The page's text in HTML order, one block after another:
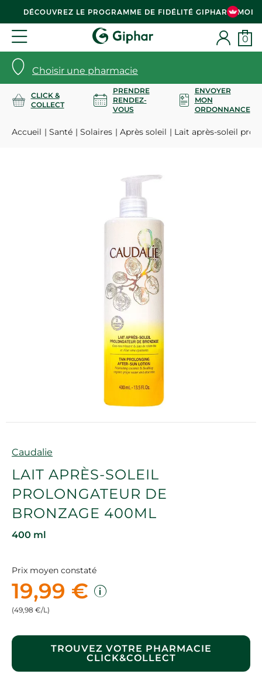
DÉCOUVREZ LE PROGRAMME DE FIDÉLITÉ GIPHAR & MOI
Choisir une pharmacie
0
CLICK &
COLLECT
PRENDRE
RENDEZ-
VOUS
ENVOYER
MON
ORDONNANCE
Accueil Santé Solaires Après soleil Lait après-soleil
Marque
Caudalie
LAIT APRÈS-SOLEIL
PROLONGATEUR DE
BRONZAGE 400ML
400 ml
Prix moyen constaté
19,99 €
(49,98 €/L)
TROUVEZ VOTRE PHARMACIE
CLICK&COLLECT